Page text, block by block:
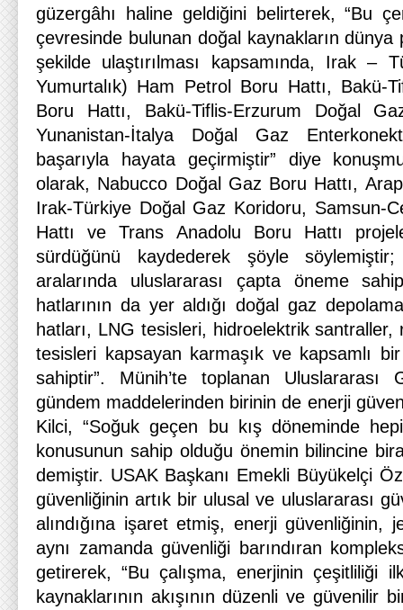
güzergâhı haline geldiğini belirterek, “Bu
çevresinde bulunan doğal kaynakların dünya
şekilde ulaştırılması kapsamında, Irak –
Yumurtalık) Ham Petrol Boru Hattı, Bakü-
Boru Hattı, Bakü-Tiflis-Erzurum Doğal
Yunanistan-İtalya Doğal Gaz
başarıyla hayata geçirmiştir” diye
olarak, Nabucco Doğal Gaz Boru Hattı,
Irak-Türkiye Doğal Gaz Koridoru, Samsun-
Hattı ve Trans Anadolu Boru Hattı
sürdüğünü kaydederek şöyle söylemiştir;
aralarında uluslararası çapta öneme
hatlarının da yer aldığı doğal gaz
hatları, LNG tesisleri, hidroelektrik
tesisleri kapsayan karmaşık ve kapsamlı
sahiptir”. Münih’te toplanan Uluslararası
gündem maddelerinden birinin de enerji
Kilci, “Soğuk geçen bu kış döneminde
konusunun sahip olduğu önemin bilincine
demiştir. USAK Başkanı Emekli Büyükelçi
güvenliğinin artık bir ulusal ve uluslararası
alındığına işaret etmiş, enerji güvenliğinin,
aynı zamanda güvenliği barındıran
getirerek, “Bu çalışma, enerjinin çeşitliliği
kaynaklarının akışının düzenli ve güvenilir